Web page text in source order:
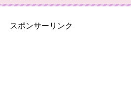
スポンサーリンク